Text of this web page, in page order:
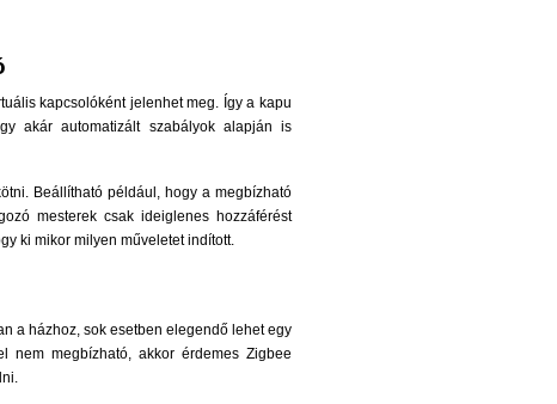
kapcsolóként jelenhet meg. Így a kapu
akár automatizált szabályok alapján is
Beállítható például, hogy a megbízható
mesterek csak ideiglenes hozzáférést
ki mikor milyen műveletet indított.
a házhoz, sok esetben elegendő lehet egy
megbízható, akkor érdemes Zigbee